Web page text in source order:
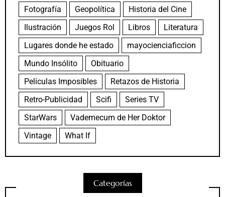
Fotografía Geopolítica
Historia del Cine
Ilustración
Juegos Rol Libros
Literatura
Lugares donde he estado
mayocienciaficcion
Mundo Insólito
Obituario
Películas Imposibles
Retazos de Historia
Retro-Publicidad
Scifi
Series TV
StarWars
Vademecum de Her Doktor
Vintage
What If
Categorías